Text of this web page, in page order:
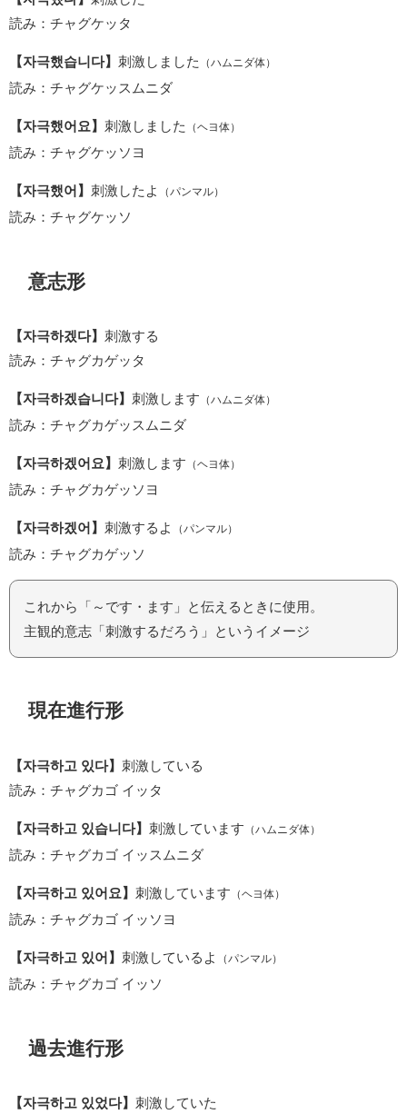
読み：チャグケッタ
【자극했습니다】 刺激しました （ハムニダ体）
読み：チャグケッスムニダ
【자극했어요】 刺激しました （ヘヨ体）
読み：チャグケッソヨ
【자극했어】 刺激したよ （パンマル）
読み：チャグケッソ
意志形
【자극하겠다】 刺激する
読み：チャグカゲッタ
【자극하겠습니다】 刺激します （ハムニダ体）
読み：チャグカゲッスムニダ
【자극하겠어요】 刺激します （ヘヨ体）
読み：チャグカゲッソヨ
【자극하겠어】 刺激するよ （パンマル）
読み：チャグカゲッソ
これから「～です・ます」と伝えるときに使用。
主観的意志「刺激するだろう」というイメージ
現在進行形
【자극하고 있다】 刺激している
読み：チャグカゴ イッタ
【자극하고 있습니다】 刺激しています （ハムニダ体）
読み：チャグカゴ イッスムニダ
【자극하고 있어요】 刺激しています （ヘヨ体）
読み：チャグカゴ イッソヨ
【자극하고 있어】 刺激しているよ （パンマル）
読み：チャグカゴ イッソ
過去進行形
【자극하고 있었다】 刺激していた